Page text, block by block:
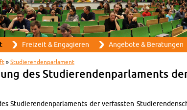
Direkt zum Inhalt
Frei­zeit & En­ga­gie­ren An­ge­bo­te & Be­ra­tun­gen
» Stu­die­ren­den­par­la­ment
des Stu­die­ren­den­par­la­ments
Stu­die­ren­den­par­la­ments der ver­fass­ten